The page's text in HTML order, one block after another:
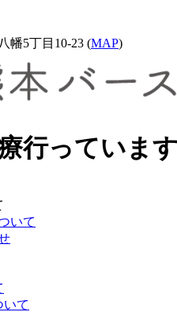
幡5丁目10-23 (MAP)
行っていま
いて
いて